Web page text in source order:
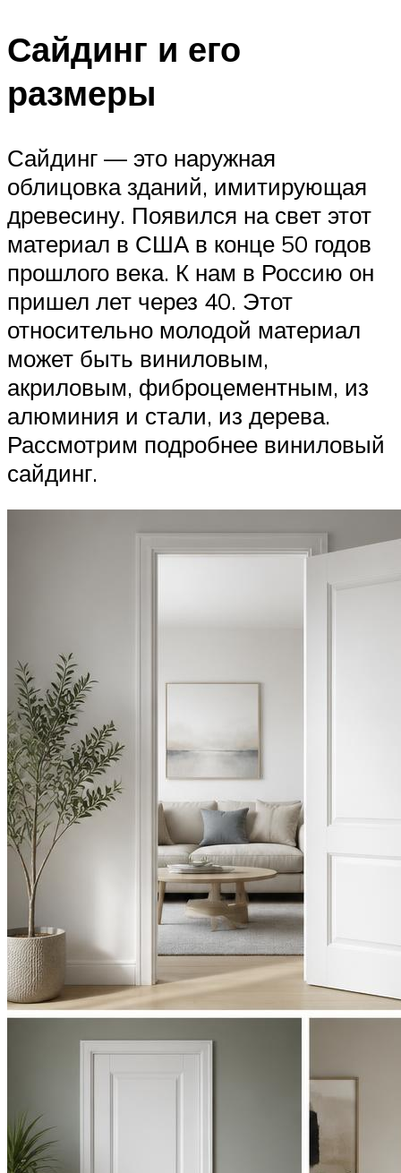
Сайдинг и его
размеры
Сайдинг — это наружная
облицовка зданий, имитирующая
древесину. Появился на свет этот
материал в США в конце 50 годов
прошлого века. К нам в Россию он
пришел лет через 40. Этот
относительно молодой материал
может быть виниловым,
акриловым, фиброцементным, из
алюминия и стали, из дерева.
Рассмотрим подробнее виниловый
сайдинг.